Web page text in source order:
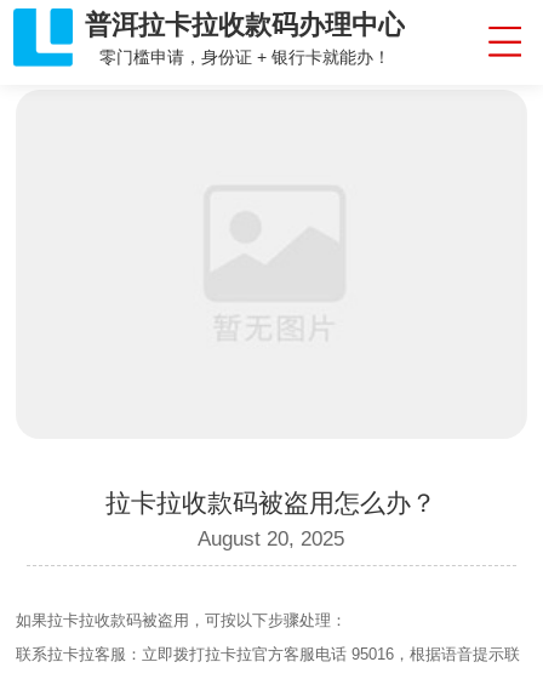
普洱拉卡拉收款码办理中心
零门槛申请，身份证 + 银行卡就能办！
拉卡拉收款码被盗用怎么办？
August 20, 2025
如果拉卡拉收款码被盗用，可按以下步骤处理：
联系拉卡拉客服：立即拨打拉卡拉官方客服电话 95016，根据语音提示联